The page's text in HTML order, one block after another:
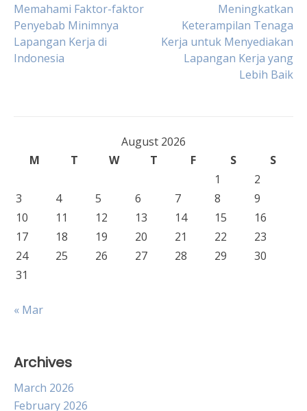
Post
navigation
Memahami Faktor-faktor
Penyebab Minimnya
Lapangan Kerja di
Indonesia
Meningkatkan
Keterampilan Tenaga
Kerja untuk Menyediakan
Lapangan Kerja yang
Lebih Baik
August 2026
M
T W T F S
S
1
2
3
4 5 6 7 8
9
10
11 12 13 14 15
16
17
18 19 20 21 22
23
24
25 26 27 28 29
30
31
« Mar
Archives
March 2026
February 2026